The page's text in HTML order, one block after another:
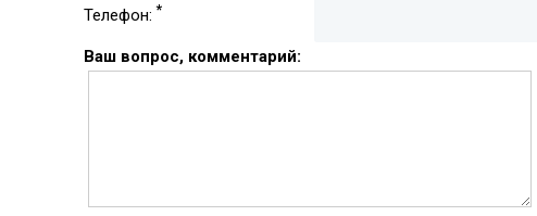
Телефон: *
Ваш вопрос, комментарий: